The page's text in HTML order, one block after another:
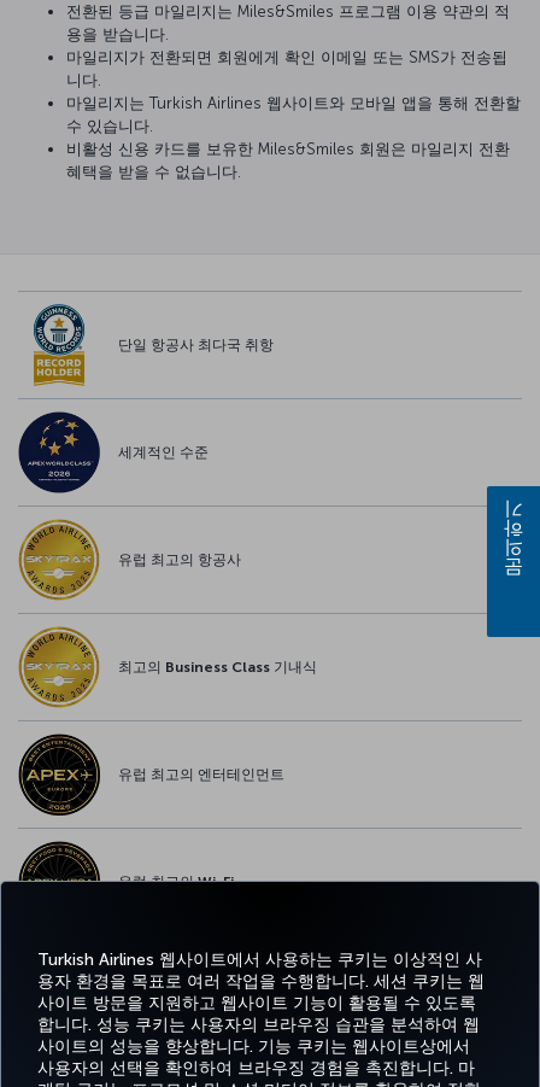
Turkish Airlines 웹사이트에서 사용하는 쿠키는 이상적인 사
용자 환경을 목표로 여러 작업을 수행합니다. 세션 쿠키는 웹
사이트 방문을 지원하고 웹사이트 기능이 활용될 수 있도록
합니다. 성능 쿠키는 사용자의 브라우징 습관을 분석하여 웹
사이트의 성능을 향상합니다. 기능 쿠키는 웹사이트상에서
사용자의 선택을 확인하여 브라우징 경험을 촉진합니다. 마
전환된 등급 마일리지는 Miles&Smiles 프로그램 이용 약관의 적
용을 받습니다.
마일리지가 전환되면 회원에게 확인 이메일 또는 SMS가 전송됩
니다.
마일리지는 Turkish Airlines 웹사이트와 모바일 앱을 통해 전환할
수 있습니다.
비활성 신용 카드를 보유한 Miles&Smiles 회원은 마일리지 전환
혜택을 받을 수 없습니다.
단일 항공사 최다국 취항
세계적인 수준
유럽 최고의 항공사
최고의 Business Class 기내식
유럽 최고의 엔터테인먼트
유럽 최고의 Wi-Fi
페이스북
트위터인스타그램
유튜브링크드인
틱톡블로그Pinterest
예약
경 특가 및
도
CORPORATE
문의하기